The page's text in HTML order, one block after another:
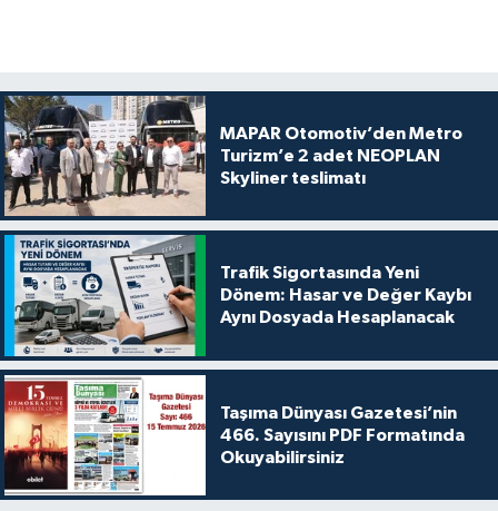
MAPAR Otomotiv’den Metro
Turizm’e 2 adet NEOPLAN
Skyliner teslimatı
Trafik Sigortasında Yeni
Dönem: Hasar ve Değer Kaybı
Aynı Dosyada Hesaplanacak
Taşıma Dünyası Gazetesi’nin
466. Sayısını PDF Formatında
Okuyabilirsiniz